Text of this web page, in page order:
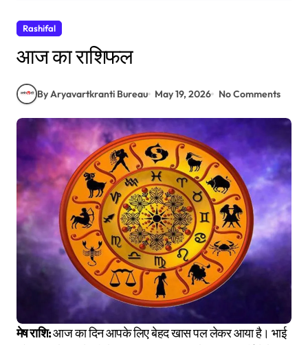
Rashifal
आज का राशिफल
By Aryavartkranti Bureau May 19, 2026 No Comments
मेष राशि:आज का दिन आपके लिए बेहद खास पल लेकर आया है। भाई